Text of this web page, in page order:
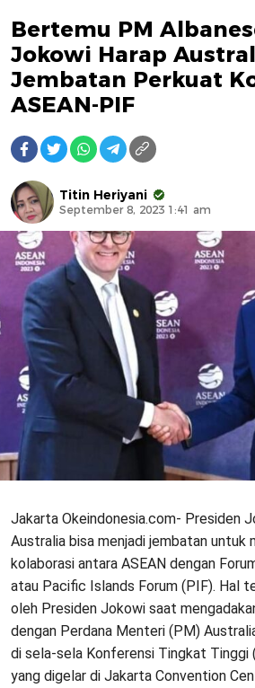
Bertemu PM
Jokowi Harap
Jembatan Perkuat
ASEAN-PIF
Titin Heriyani
September 8, 2023 1:41 am
Jakarta Okeindonesia.com- Presiden
Australia bisa menjadi jembatan untuk
kolaborasi antara ASEAN dengan
atau Pacific Islands Forum (PIF). Hal
oleh Presiden Jokowi saat
dengan Perdana Menteri (PM)
di sela-sela Konferensi Tingkat Tinggi
yang digelar di Jakarta Convention